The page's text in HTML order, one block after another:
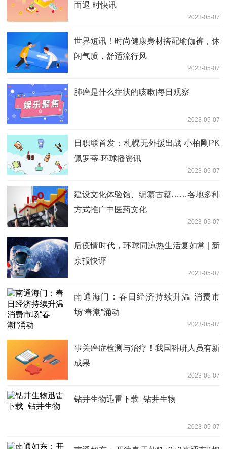
而退 时快讯
2023-05-07
世界短讯！时尚健康身材搭配瑜伽裤，休
闲气质，舒适流行风
2023-05-07
肺癌是什么症状的咳嗽|每日观察
2023-05-07
日职联首发：札幌无外援出战 小柏剛PK
佩罗蒂-环球播资讯
2023-05-07
建设文化体验馆、编纂古籍……各地多种
方式推广中医药文化
2023-05-07
后疫情时代，环球同凉热生活复如常 | 新
京报快评
2023-05-07
南通海门：春日经济持续升温 消费市
场“春潮”涌动
2023-05-07
事关癌症检测与治疗！我国科研人员有新
成果
2023-05-07
钻井生物迅雷下载_钻井生物
2023-05-07